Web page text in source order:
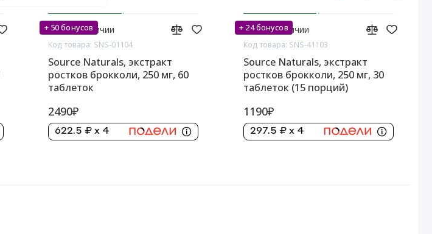
+ 50 бонусов
Нет в наличии
Код товара: SNS-01104
Source Naturals, экстракт
ростков брокколи, 250 мг, 60
таблеток
2490₽
622.5 ₽ x 4
+ 24 бонусов
Нет в наличии
Код товара: SNS-41103
Source Naturals, экстракт
ростков брокколи, 250 мг, 30
таблеток (15 порций)
1190₽
297.5 ₽ x 4